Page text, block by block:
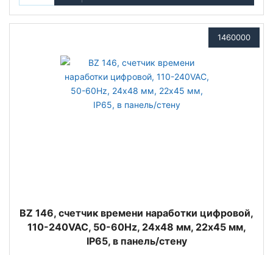
1460000
BZ 146, счетчик времени наработки цифровой,
110-240VAC, 50-60Hz, 24х48 мм, 22х45 мм,
IP65, в панель/стену